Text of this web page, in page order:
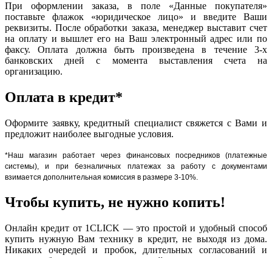
При оформлении заказа, в поле «Данные покупателя»
поставьте флажок «юридическое лицо» и введите Ваши
реквизиты. После обработки заказа, менеджер выставит счет
на оплату и вышлет его на Ваш электронный адрес или по
факсу. Оплата должна быть произведена в течение 3-х
банковских дней с момента выставления счета на
организацию.
Оплата в кредит*
Оформите заявку, кредитный специалист свяжется с Вами и
предложит наиболее выгодные условия.
*Наш магазин работает через финансовых посредников (платежные
системы), и при безналичных платежах за работу с документами
взимается дополнительная комиссия в размере 3-10%.
Чтобы купить, не нужно копить!
Онлайн кредит от 1CLICK — это простой и удобный способ
купить нужную Вам технику в кредит, не выходя из дома.
Никаких очередей и пробок, длительных согласований и